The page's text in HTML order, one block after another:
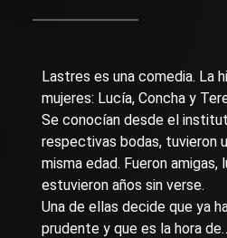
Lastres es una comedia. La
mujeres: Lucía, Concha y
Se conocían desde el
respectivas bodas, tuvieron
misma edad. Fueron amigas,
estuvieron años sin verse.
Una de ellas decide que ya
prudente y que es la hora